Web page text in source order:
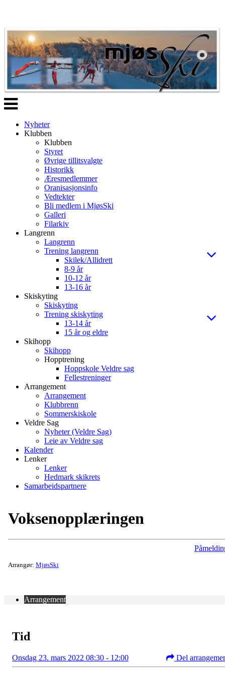
Veksle
navigasjon
Nyheter
Klubben
Klubben
Styret
Øvrige tillitsvalgte
Historikk
Æresmedlemmer
Oranisasjonsinfo
Vedtekter
Bli medlem i MjøsSki
Galleri
Filarkiv
Langrenn
Langrenn
Trening langrenn
Skilek/Allidrett
8-9 år
10-12 år
13-16 år
Skiskyting
Skiskyting
Trening skiskyting
13-14 år
15 år og eldre
Skihopp
Skihopp
Hopptrening
Hoppskole Veldre sag
Fellestreninger
Arrangement
Arrangement
Klubbrenn
Sommerskiskole
Veldre Sag
Nyheter (Veldre Sag)
Leie av Veldre sag
Kalender
Lenker
Lenker
Hedmark skikrets
Samarbeidspartnere
Voksenopplæringen
Arrangør: MjøsSki
Arrangement
Tid
Onsdag 23. mars 2022 08:30 - 12:00 Del